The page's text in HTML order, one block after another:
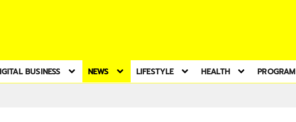
BUSINESS NEWS LIFESTYLE HEALTH PROGRAM